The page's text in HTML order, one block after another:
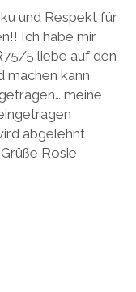
und Respekt für
Ich habe mir
5 liebe auf den
machen kann
meine
abgelehnt
Rosie